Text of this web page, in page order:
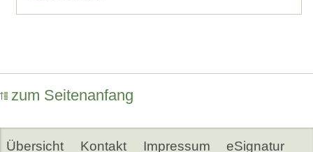
zum Seitenanfang
Übersicht Kontakt Impressum eSignatur